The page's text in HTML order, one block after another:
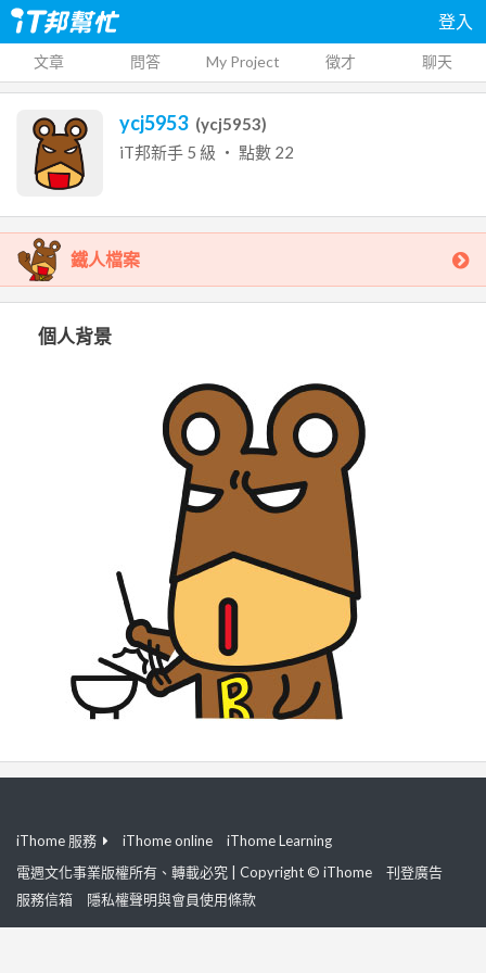
登入
文章 問答 My Project 徵才 聊天
ycj5953 (ycj5953)
iT邦新手 5 級 ‧ 點數 22
鐵人檔案
個人背景
iThome 服務 iThome online
iThome Learning
電週文化事業版權所有、轉載必究 | Copyright © iThome
刊登廣告
服務信箱
隱私權聲明與會員使用條款